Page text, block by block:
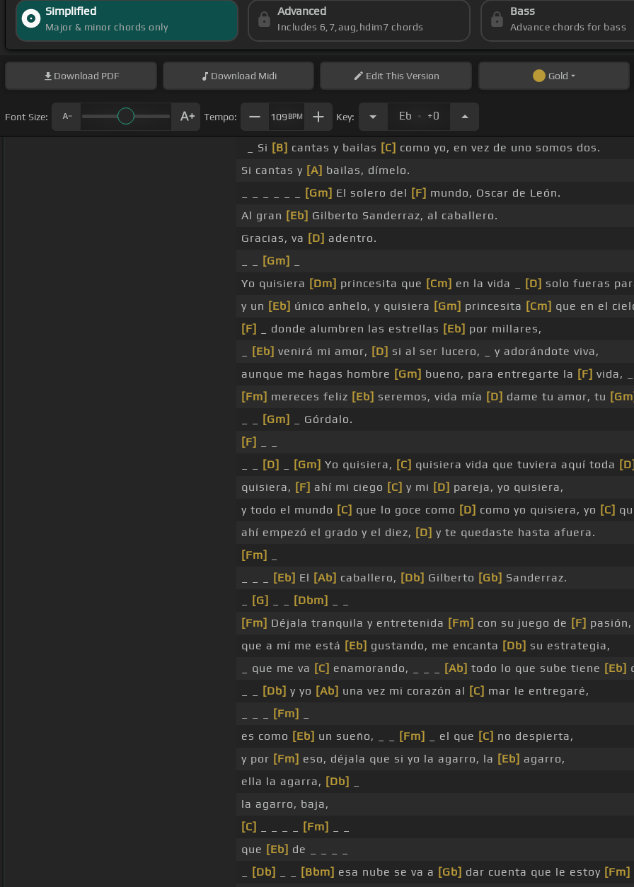
Simplified
Major & minor chords only
Advanced
Includes 6,7,aug,hdim7 chords
Bass
Advance chords for bass
Download PDF Download Midi EditThis Version Gold
Font Size: Tempo: 109 BPM Key: Eb . +0
_ Si [B] cantas y bailas [C] como yo, en vez de uno somos dos.
Si cantas y [A] bailas, dímelo.
[Gm] El solero del [F] mundo, Oscar de León.
Al gran [Eb] Gilberto Sanderraz, al caballero.
Gracias, va [D] adentro.
[Gm]
Yo quisiera [Dm] princesita que [Cm] en la vida _ [D] solo fueras
y un [Eb] único anhelo, y quisiera [Gm] princesita [Cm] que en el
[F]
_ donde alumbren las estrellas [Eb] por millares,
[Eb] venirá mi amor, [D] si al ser lucero, _ y adorándote viva,
aunque me hagas hombre [Gm] bueno, para entregarte la [F] vida, _
[Fm] mereces feliz [Eb] seremos, vida mía [D] dame tu amor, tu
[Gm]
_ Górdalo.
[F]
[D] [Gm] Yo quisiera, [C] quisiera vida que tuviera aquí toda
quisiera, [F] ahí mi ciego [C] y mi [D] pareja, yo quisiera,
y todo el mundo [C] que lo goce como [D] como yo quisiera, yo [C]
ahí empezó el grado y el diez, [D] y te quedaste hasta afuera.
[Fm]
[Eb] El [Ab] caballero, [Db] Gilberto [Gb] Sanderraz.
[G] [Dbm]
[Fm] Déjala tranquila y entretenida [Fm] con su juego de [F] pasión,
que a mí me está [Eb] gustando, me encanta [Db] su estrategia,
_ que me va [C] enamorando, _ _ _ [Ab] todo lo que sube tiene [Eb]
[Db] y yo [Ab] una vez mi corazón al [C] mar le entregaré,
[Fm]
es como [Eb] un sueño, _ _ [Fm] _ el que [C] no despierta,
y por [Fm] eso, déjala que si yo la agarro, la [Eb] agarro,
ella la agarra, [Db]
la agarro, baja,
[C]
[Fm]
que [Eb] de _ _ _ _
[Db] [Bbm] esa nube se va a [Gb] dar cuenta que le estoy [Fm]